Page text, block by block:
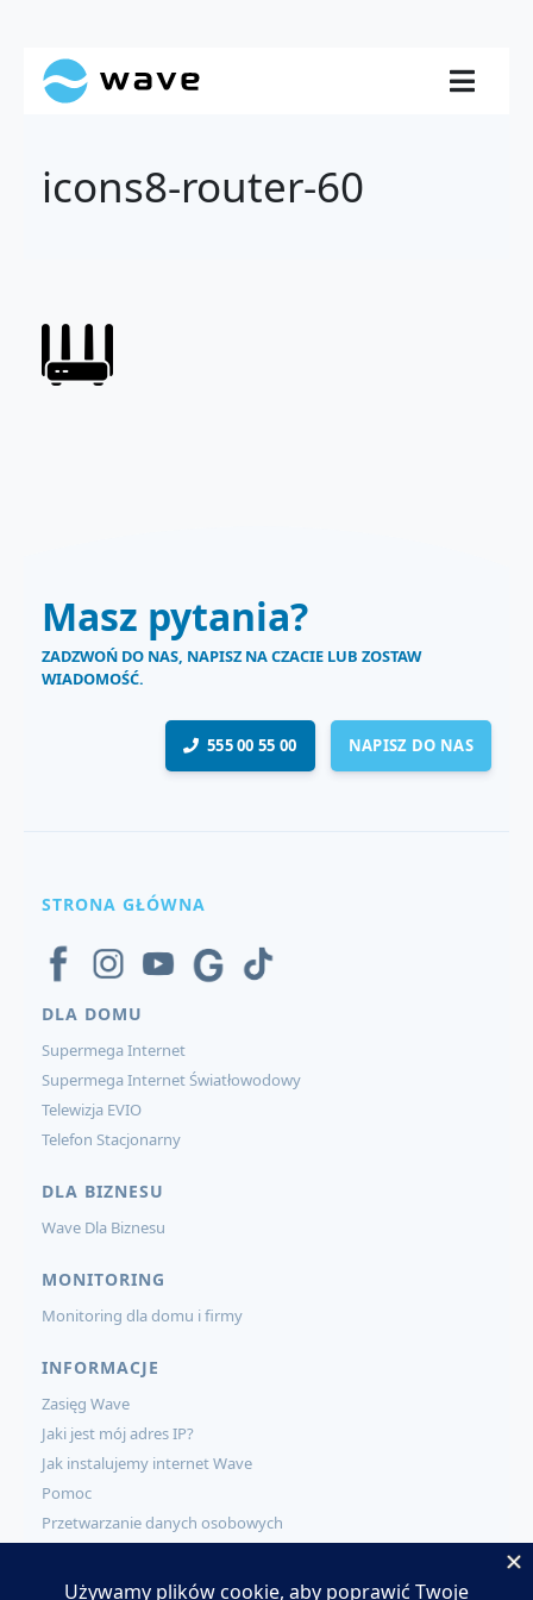
icons8-router-60
Masz pytania?
ZADZWOŃ DO NAS, NAPISZ NA CZACIE LUB ZOSTAW
WIADOMOŚĆ.
555 00 55 00 NAPISZ DO NAS
STRONA GŁÓWNA
DLA DOMU
Supermega Internet
Supermega Internet Światłowodowy
Telewizja EVIO
Telefon Stacjonarny
DLA BIZNESU
Wave Dla Biznesu
MONITORING
Monitoring dla domu i firmy
INFORMACJE
Zasięg Wave
Jaki jest mój adres IP?
Jak instalujemy internet Wave
Pomoc
Przetwarzanie danych osobowych